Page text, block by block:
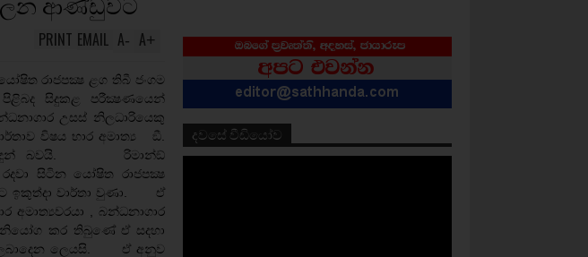
A+
A-
EMAIL
PRINT
රාජපක්‍ෂ ළග තිබී ජංගම
සිදුකළ පරීක්‍ෂණයෙන්
උසස් නිලධාරියෙකු
විෂය භාර අමාත්‍ය ඞී.
දුන් බවයි. රිමාන්ඞ්
සිටින යෝෂිත රාජපක්‍ෂ
ඉකුත්දා වාර්තා වුණා. ඒ
අමාත්‍යවරයා , බන්ධනාගාර
නියෝග කර තිබුණේ ඒ සදහා
ලබාදෙන ලෙයසි. ඒ අනුව
දවසේ වීඩියෝව